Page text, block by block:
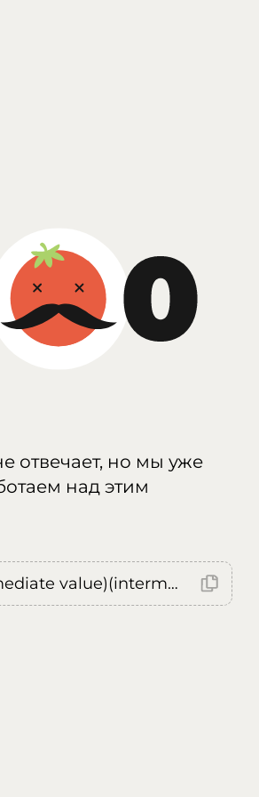
отвечает, но мы уже
над этим
Error: (intermediate value)(intermediate value)(intermediate value).replaceAll is not a function